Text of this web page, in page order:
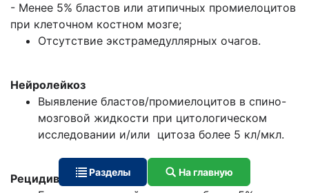
- Менее 5% бластов или атипичных промиелоцитов
при клеточном костном мозге;
Отсутствие экстрамедуллярных очагов.
Нейролейкоз
Выявление бластов/промиелоцитов в спино-
мозговой жидкости при цитологическом
исследовании и/или цитоза более 5 кл/мкл.
Рецидив
Разделы На главную